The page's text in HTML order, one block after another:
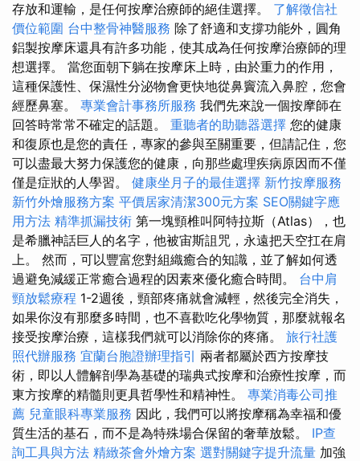
存放和運輸，是任何按摩治療師的絕佳選擇。 了解徵信社
價位範圍 台中整骨神醫服務 除了舒適和支撐功能外，圓角
鋁製按摩床還具有許多功能，使其成為任何按摩治療師的理
想選擇。 當您面朝下躺在按摩床上時，由於重力的作用，
這種保護性、保濕性分泌物會更快地從鼻竇流入鼻腔，您會
經歷鼻塞。 專業會計事務所服務 我們先來說一個按摩師在
回答時常常不確定的話題。 重聽者的助聽器選擇 您的健康
和復原也是您的責任，專家的參與至關重要，但請記住，您
可以盡最大努力保護您的健康，向那些處理疾病原因而不僅
僅是症狀的人學習。 健康坐月子的最佳選擇 新竹按摩服務
新竹外燴服務方案 平價居家清潔300元方案 SEO關鍵字應
用方法 精準抓漏技術 第一塊頸椎叫阿特拉斯（Atlas），也
是希臘神話巨人的名字，他被宙斯詛咒，永遠把天空扛在肩
上。 然而，可以豐富您對組織癒合的知識，並了解如何透
過避免減緩正常癒合過程的因素來優化癒合時間。 台中肩
頸放鬆療程 1-2週後，頸部疼痛就會減輕，然後完全消失，
如果你沒有那麼多時間，也不喜歡吃化學物質，那麼就報名
接受按摩治療，這樣我們就可以消除你的疼痛。 旅行社護
照代辦服務 宜蘭台胞證辦理指引 兩者都屬於西方按摩技
術，即以人體解剖學為基礎的瑞典式按摩和治療性按摩，而
東方按摩的精髓則更具哲學性和精神性。 專業消毒公司推
薦 兒童眼科專業服務 因此，我們可以將按摩稱為幸福和優
質生活的基石，而不是為特殊場合保留的奢華放鬆。 IP查
詢工具與方法 精緻茶會外燴方案 選對關鍵字提升流量 加強